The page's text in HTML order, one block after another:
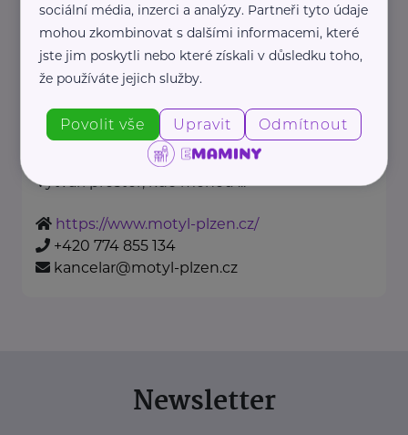
MOTÝL, z.ú.
Žlutická 22694/2
služby již od roku 2004.
Rodinné centrum
Vytváří prostor, kde mohou ...
https://www.motyl-plzen.cz/
+420 774 855 134
kancelar@motyl-plzen.cz
Newsletter
sociální média, inzerci a analýzy. Partneři tyto údaje
mohou zkombinovat s dalšími informacemi, které
jste jim poskytli nebo které získali v důsledku toho,
že používáte jejich služby.
Povolit vše Upravit Odmítnout